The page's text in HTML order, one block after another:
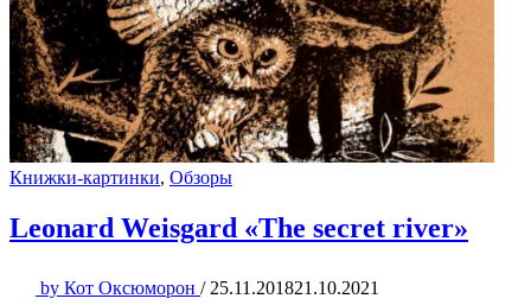
Книжки-картинки, Обзоры
Leonard Weisgard «The secret river»
by Кот Оксюморон / 25.11.201821.10.2021